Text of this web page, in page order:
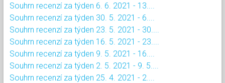
Souhrn recenzí za týden 6. 6. 2021 - 13....
Souhrn recenzí za týden 30. 5. 2021 - 6....
Souhrn recenzí za týden 23. 5. 2021 - 30....
Souhrn recenzí za týden 16. 5. 2021 - 23....
Souhrn recenzí za týden 9. 5. 2021 - 16....
Souhrn recenzí za týden 2. 5. 2021 - 9. 5....
Souhrn recenzí za týden 25. 4. 2021 - 2....